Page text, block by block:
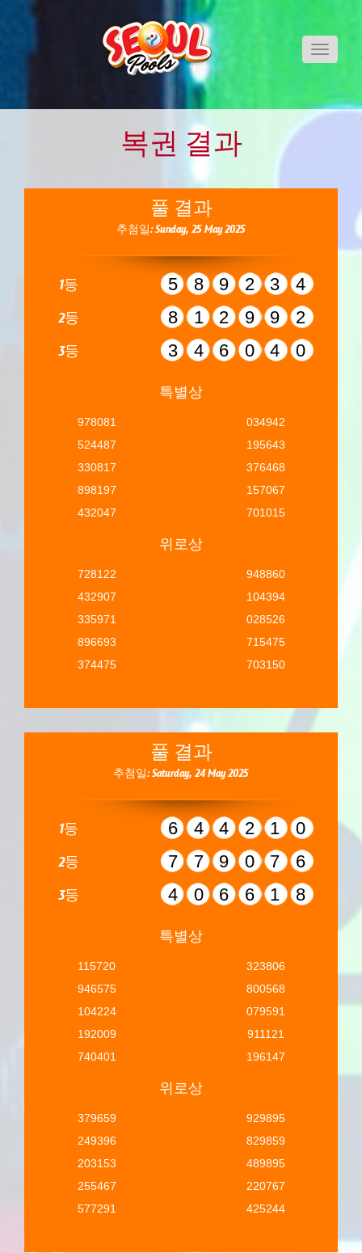
Toggle
복권 결과
풀 결과
추첨일: Sunday, 25 May 2025
1등 589234
2등 812992
3등 346040
특별상
978081
524487
330817
898197
432047
034942
195643
376468
157067
701015
위로상
728122
432907
335971
896693
374475
948860
104394
028526
715475
703150
풀 결과
추첨일: Saturday, 24 May 2025
1등 644210
2등 779076
3등 406618
특별상
115720
946575
104224
192009
740401
323806
800568
079591
911121
196147
위로상
379659
249396
203153
255467
577291
929895
829859
489895
220767
425244